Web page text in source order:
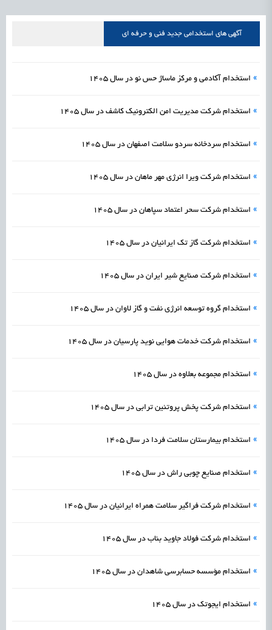
علمی
1405/05/16 اشتغال و کارآفرینی رسیدن مجوز ایجاد «سندباکس» به نهادهای توسعه‌ای و صنفی
آگهی های استخدامی جدید فنی و حرفه ای
» استخدام آکادمی و مرکز ماساژ حس نو در سال 1405
» استخدام شرکت مدیریت امن الکترونیک کاشف در سال 1405
» استخدام سردخانه سردو سلامت اصفهان در سال 1405
» استخدام شرکت ویرا انرژی مهر ماهان در سال 1405
» استخدام شرکت سحر اعتماد سپاهان در سال 1405
» استخدام شرکت گاز تک ایرانیان در سال 1405
» استخدام شرکت صنایع شیر ایران در سال 1405
» استخدام گروه توسعه انرژی نفت و گاز لاوان در سال 1405
» استخدام شرکت خدمات هوایی نوید پارسیان در سال 1405
» استخدام مجموعه بعلاوه در سال 1405
» استخدام شرکت پخش پروتئین ترابی در سال 1405
» استخدام بیمارستان سلامت فردا در سال 1405
» استخدام صنایع چوبی راش در سال 1405
» استخدام شرکت فراگیر سلامت همراه ایرانیان در سال 1405
» استخدام شرکت فولاد جاوید بناب در سال 1405
» استخدام مؤسسه حسابرسي شاهدان در سال 1405
» استخدام ایجوتک در سال 1405